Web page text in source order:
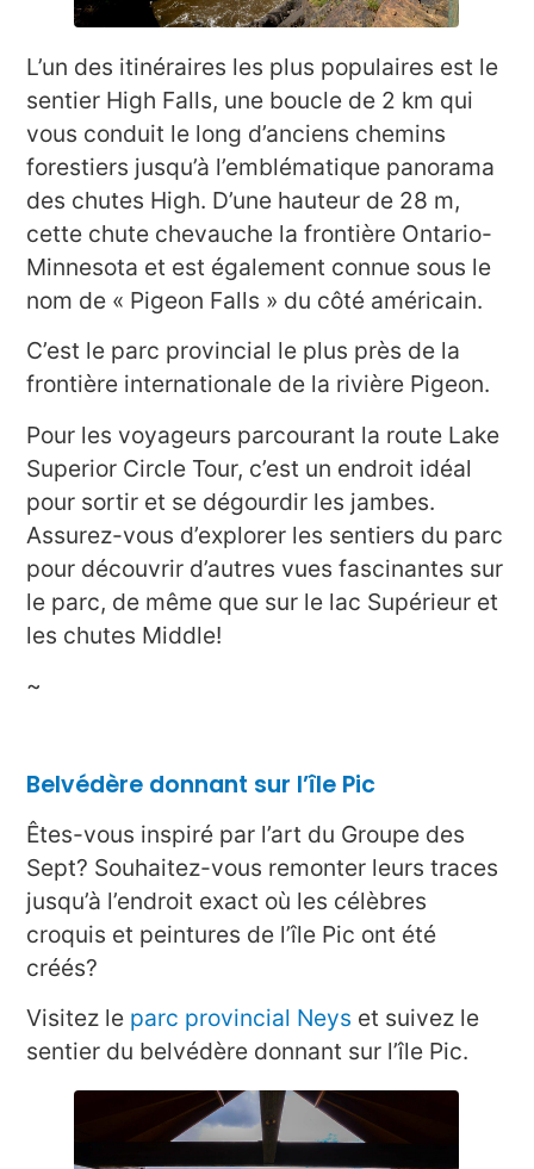
L’un des itinéraires les plus populaires est le
sentier High Falls, une boucle de 2 km qui
vous conduit le long d’anciens chemins
forestiers jusqu’à l’emblématique panorama
des chutes High. D’une hauteur de 28 m,
cette chute chevauche la frontière Ontario-
Minnesota et est également connue sous le
nom de « Pigeon Falls » du côté américain.
C’est le parc provincial le plus près de la
frontière internationale de la rivière Pigeon.
Pour les voyageurs parcourant la route Lake
Superior Circle Tour, c’est un endroit idéal
pour sortir et se dégourdir les jambes.
Assurez-vous d’explorer les sentiers du parc
pour découvrir d’autres vues fascinantes sur
le parc, de même que sur le lac Supérieur et
les chutes Middle!
~
Belvédère donnant sur l’île Pic
Êtes-vous inspiré par l’art du Groupe des
Sept? Souhaitez-vous remonter leurs traces
jusqu’à l’endroit exact où les célèbres
croquis et peintures de l’île Pic ont été
créés?
Visitez le parc provincial Neys et suivez le
sentier du belvédère donnant sur l’île Pic.